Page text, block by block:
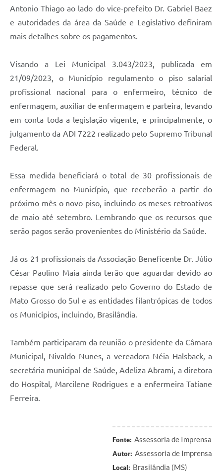
Antonio Thiago ao lado do vice-prefeito Dr. Gabriel Baez
e autoridades da área da Saúde e Legislativo definiram
mais detalhes sobre os pagamentos.
Visando a Lei Municipal 3.043/2023, publicada em
21/09/2023, o Município regulamento o piso salarial
profissional nacional para o enfermeiro, técnico de
enfermagem, auxiliar de enfermagem e parteira, levando
em conta toda a legislação vigente, e principalmente, o
julgamento da ADI 7222 realizado pelo Supremo Tribunal
Federal.
Essa medida beneficiará o total de 30 profissionais de
enfermagem no Município, que receberão a partir do
próximo mês o novo piso, incluindo os meses retroativos
de maio até setembro. Lembrando que os recursos que
serão pagos serão provenientes do Ministério da Saúde.
Já os 21 profissionais da Associação Beneficente Dr. Júlio
César Paulino Maia ainda terão que aguardar devido ao
repasse que será realizado pelo Governo do Estado de
Mato Grosso do Sul e as entidades filantrópicas de todos
os Municípios, incluindo, Brasilândia.
Também participaram da reunião o presidente da Câmara
Municipal, Nivaldo Nunes, a vereadora Néia Halsback, a
secretária municipal de Saúde, Adeliza Abrami, a diretora
do Hospital, Marcilene Rodrigues e a enfermeira Tatiane
Ferreira.
Fonte: Assessoria de Imprensa
Autor: Assessoria de Imprensa
Local: Brasilândia (MS)